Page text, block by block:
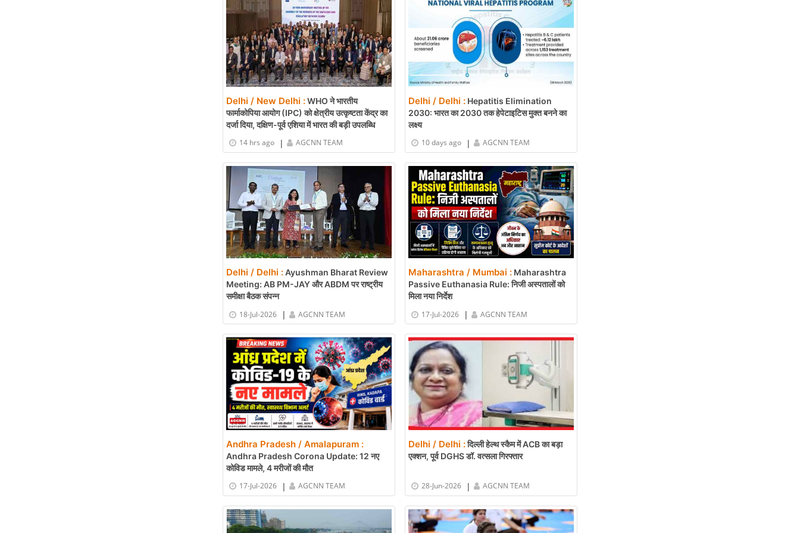
Delhi / New Delhi :WHO ने भारतीय
फार्माकोपिया आयोग (IPC) को क्षेत्रीय उत्कृष्टता केंद्र का
दर्जा दिया, दक्षिण-पूर्व एशिया में भारत की बड़ी उपलब्धि
14 hrs ago
| AGCNN TEAM
Delhi / Delhi : Hepatitis Elimination
2030: भारत का 2030 तक हेपेटाइटिस मुक्त बनने का
लक्ष्य
10 days ago
| AGCNN TEAM
Delhi / Delhi :Ayushman Bharat Review
Meeting: AB PM-JAY और ABDM पर राष्ट्रीय
समीक्षा बैठक संपन्न
18-Jul-2026
| AGCNN TEAM
Maharashtra / Mumbai : Maharashtra
Passive Euthanasia Rule: निजी अस्पतालों को
मिला नया निर्देश
17-Jul-2026
| AGCNN TEAM
Andhra Pradesh / Amalapuram :
Andhra Pradesh Corona Update: 12 नए
कोविड मामले, 4 मरीजों की मौत
17-Jul-2026
| AGCNN TEAM
Delhi / Delhi :दिल्ली हेल्थ स्कैम में ACB का बड़ा
एक्शन, पूर्व DGHS डॉ. वत्सला गिरफ्तार
28-Jun-2026 | AGCNN TEAM